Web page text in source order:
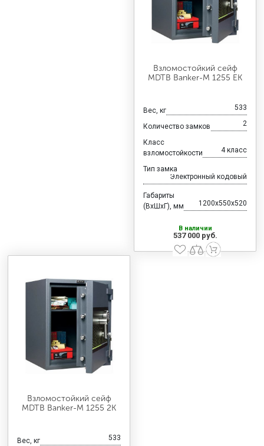
Взломостойкий сейф
MDTB Banker-M 1255 EK
Вес, кг 533
Количество замков 2
Класс
взломостойкости
4 класс
Тип замка
Электронный кодовый
Габариты
(ВхШхГ), мм
1200x550x520
В наличии
537 000 руб.
Взломостойкий сейф
MDTB Banker-M 1255 2K
Вес, кг 533